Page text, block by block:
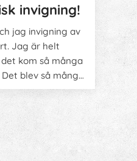
invigning!
jag invigning av
Jag är helt
kom så många
blev så många
umgänge. Och
fick måla på blev